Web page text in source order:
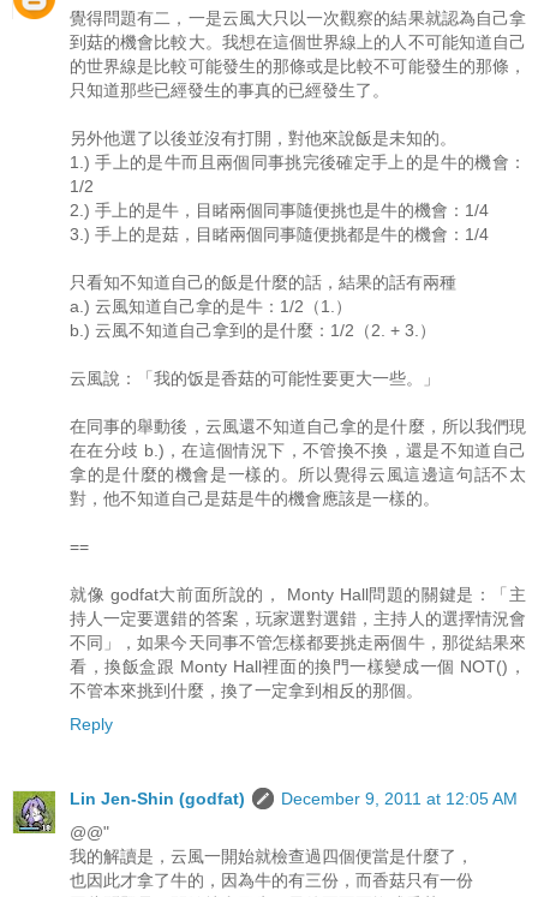
覺得問題有二，一是云風大只以一次觀察的結果就認為自己拿
到菇的機會比較大。我想在這個世界線上的人不可能知道自己
的世界線是比較可能發生的那條或是比較不可能發生的那條，
只知道那些已經發生的事真的已經發生了。
另外他選了以後並沒有打開，對他來說飯是未知的。
1.) 手上的是牛而且兩個同事挑完後確定手上的是牛的機會：
1/2
2.) 手上的是牛，目睹兩個同事隨便挑也是牛的機會：1/4
3.) 手上的是菇，目睹兩個同事隨便挑都是牛的機會：1/4
只看知不知道自己的飯是什麼的話，結果的話有兩種
a.) 云風知道自己拿的是牛：1/2（1.）
b.) 云風不知道自己拿到的是什麼：1/2（2. + 3.）
云風說：「我的饭是香菇的可能性要更大一些。」
在同事的舉動後，云風還不知道自己拿的是什麼，所以我們現
在在分歧 b.)，在這個情況下，不管換不換，還是不知道自己
拿的是什麼的機會是一樣的。所以覺得云風這邊這句話不太
對，他不知道自己是菇是牛的機會應該是一樣的。
==
就像 godfat大前面所說的， Monty Hall問題的關鍵是：「主
持人一定要選錯的答案，玩家選對選錯，主持人的選擇情況會
不同」，如果今天同事不管怎樣都要挑走兩個牛，那從結果來
看，換飯盒跟 Monty Hall裡面的換門一樣變成一個 NOT()，
不管本來挑到什麼，換了一定拿到相反的那個。
Reply
Lin Jen-Shin (godfat)
December 9, 2011 at 12:05 AM
@@"
我的解讀是，云風一開始就檢查過四個便當是什麼了，
也因此才拿了牛的，因為牛的有三份，而香菇只有一份